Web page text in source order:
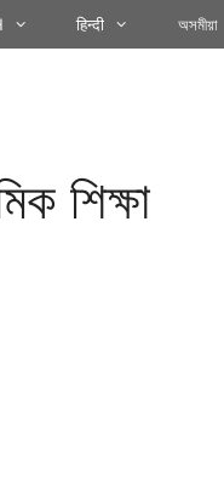
हिन्दी অসমীয়া
শিক্ষা